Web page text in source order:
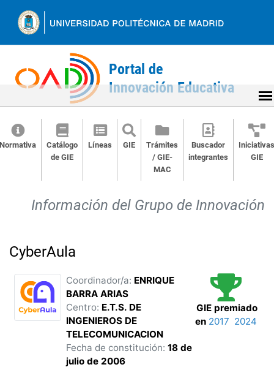
contenido
Normativa
Catálogo
de GIE
Líneas GIE
Trámites
/ GIE-
MAC
Buscador
integrantes
Iniciativas
GIE
Información del Grupo de Innovación
CyberAula
Coordinador/a: ENRIQUE
BARRA ARIAS
Centro: E.T.S. DE
INGENIEROS DE
TELECOMUNICACION
Fecha de constitución: 18 de
julio de 2006
GIE premiado
en 2017 2024